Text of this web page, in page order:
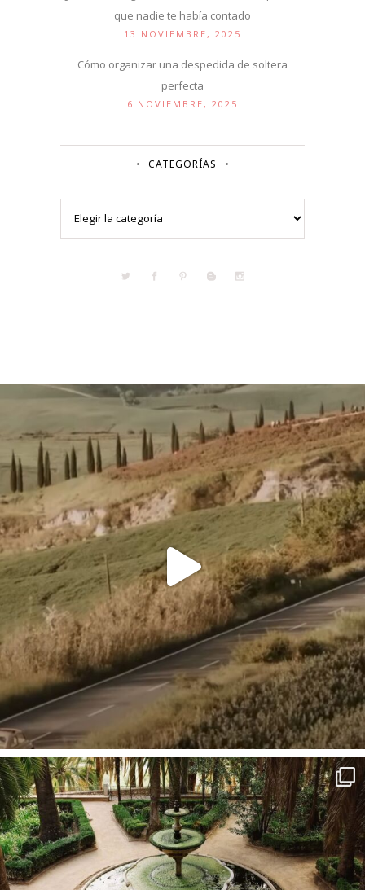
que nadie te había contado
13 NOVIEMBRE, 2025
Cómo organizar una despedida de soltera
perfecta
6 NOVIEMBRE, 2025
CATEGORÍAS